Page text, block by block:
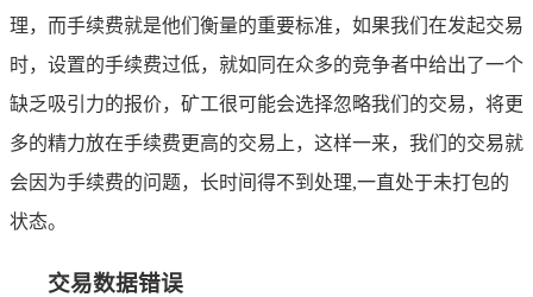
理，而手续费就是他们衡量的重要标准，如果我们在发起交易
时，设置的手续费过低，就如同在众多的竞争者中给出了一个
缺乏吸引力的报价，矿工很可能会选择忽略我们的交易，将更
多的精力放在手续费更高的交易上，这样一来，我们的交易就
会因为手续费的问题，长时间得不到处理,一直处于未打包的
状态。
交易数据错误